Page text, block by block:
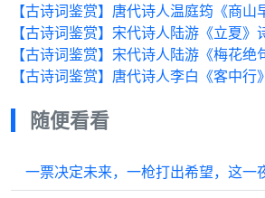
【古诗词鉴赏】唐代诗人温庭筠《商山
【古诗词鉴赏】宋代诗人陆游《立夏》
【古诗词鉴赏】宋代诗人陆游《梅花绝
【古诗词鉴赏】唐代诗人李白《客中行
随便看看